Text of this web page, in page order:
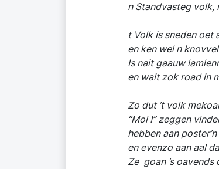
n Standvasteg volk,
t Volk is sneden oet
en ken wel n
Is nait gaauw
en wait zok road in
Zo dut ’t volk mekoar
“Moi !” zeggen vinden
hebben aan poster’n
en evenzo aan aal dat
Ze goan ’s